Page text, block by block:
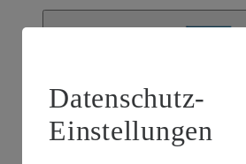
Werner-Seelenbinder-Str. 51, 14770
Datenschutz-
Einstellungen